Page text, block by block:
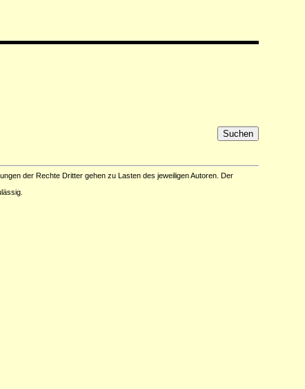
der Rechte Dritter gehen zu Lasten des jeweiligen Autoren. Der